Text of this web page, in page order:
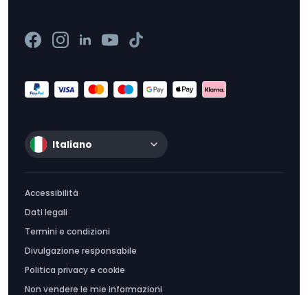
Italiano
Accessibilità
Dati legali
Termini e condizioni
Divulgazione responsabile
Politica privacy e cookie
Non vendere le mie informazioni